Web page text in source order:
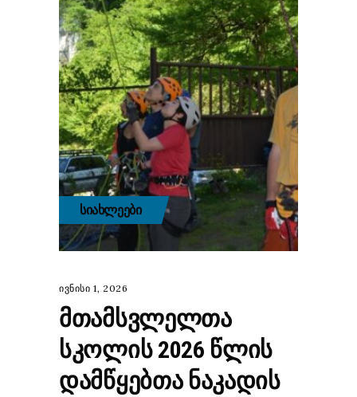
ᲡᲘᲐᲮᲚᲔᲔᲑᲘ
ივნისი 1, 2026
ᲛᲗᲐᲛᲡᲕᲚᲔᲚᲗᲐ
ᲡᲙᲝᲚᲘᲡ 2026 ᲬᲚᲘᲡ
ᲓᲐᲛᲬᲧᲔᲑᲗᲐ ᲜᲐᲙᲐᲓᲘᲡ